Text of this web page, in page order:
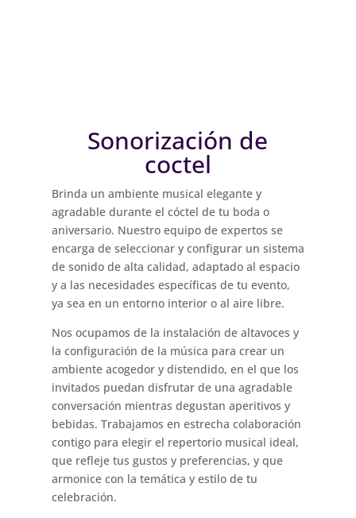
Sonorización de
coctel
Brinda un ambiente musical elegante y
agradable durante el cóctel de tu boda o
aniversario. Nuestro equipo de expertos se
encarga de seleccionar y configurar un sistema
de sonido de alta calidad, adaptado al espacio
y a las necesidades específicas de tu evento,
ya sea en un entorno interior o al aire libre.
Nos ocupamos de la instalación de altavoces y
la configuración de la música para crear un
ambiente acogedor y distendido, en el que los
invitados puedan disfrutar de una agradable
conversación mientras degustan aperitivos y
bebidas. Trabajamos en estrecha colaboración
contigo para elegir el repertorio musical ideal,
que refleje tus gustos y preferencias, y que
armonice con la temática y estilo de tu
celebración.